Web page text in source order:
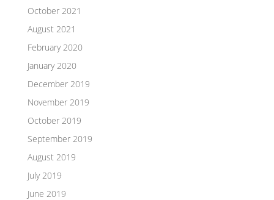
October 2021
August 2021
February 2020
January 2020
December 2019
November 2019
October 2019
September 2019
August 2019
July 2019
June 2019